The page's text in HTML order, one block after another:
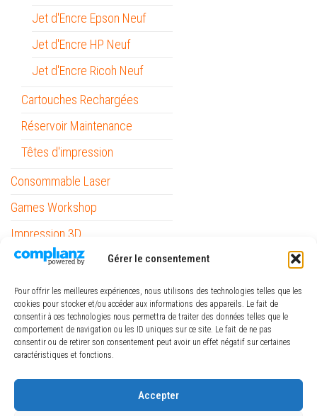
Gérer le consentement
Pour offrir les meilleures expériences, nous utilisons des technologies telles que les
cookies pour stocker et/ou accéder aux informations des appareils. Le fait de
consentir à ces technologies nous permettra de traiter des données telles que le
comportement de navigation ou les ID uniques sur ce site. Le fait de ne pas
consentir ou de retirer son consentement peut avoir un effet négatif sur certaines
caractéristiques et fonctions.
Accepter
Jet d'Encre Epson Neuf
Jet d'Encre HP Neuf
Jet d'Encre Ricoh Neuf
Cartouches Rechargées
Réservoir Maintenance
Têtes d'impression
Consommable Laser
Games Workshop
Impression 3D
Informatique
Mobilité
Outils
Papeterie / Bureau